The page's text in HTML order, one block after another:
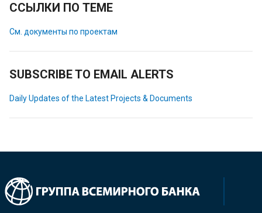
ССЫЛКИ ПО ТЕМЕ
См. документы по проектам
SUBSCRIBE TO EMAIL ALERTS
Daily Updates of the Latest Projects & Documents